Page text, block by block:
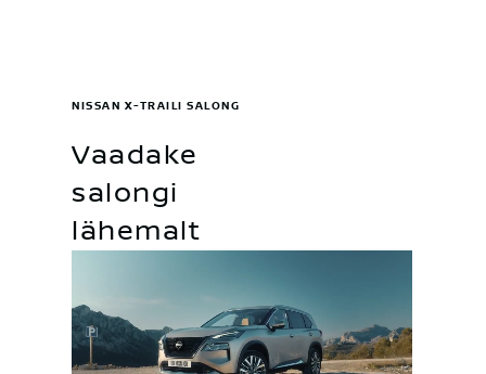
Vaadake
salongi
lähemalt
NISSAN X-TRAILI SALONG